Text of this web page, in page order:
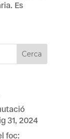
Es
31, 2024
foc: